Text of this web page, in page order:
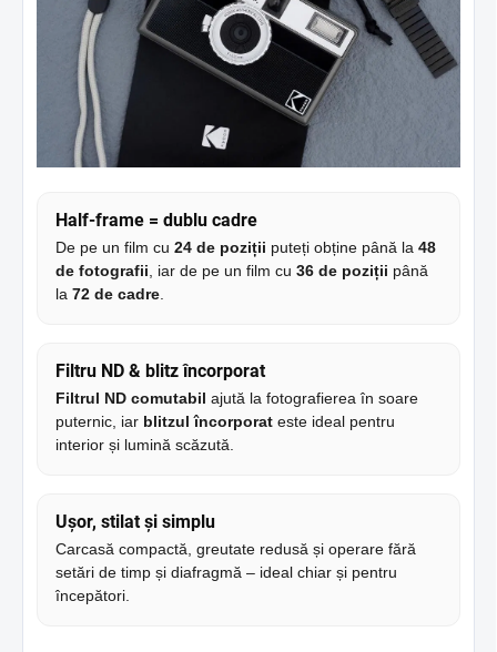
Half-frame = dublu cadre
De pe un film cu 24 de poziții puteți obține până la 48
de fotografii , iar de pe un film cu 36 de poziții până
la 72 de cadre
Filtru ND & blitz încorporat
Filtrul ND comutabil ajută la fotografierea în soare
puternic, iar blitzul încorporat este ideal pentru
interior și lumină scăzută.
Ușor, stilat și simplu
Carcasă compactă, greutate redusă și operare fără
setări de timp și diafragmă – ideal chiar și pentru
începători.